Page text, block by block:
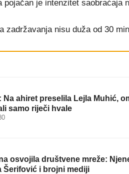
pojačan je intenzitet saobraćaja
zadržavanja nisu duža od 30
Na ahiret preselila Lejla Muhić,
samo riječi hvale
osvojila društvene mreže:
Šerifović i brojni mediji